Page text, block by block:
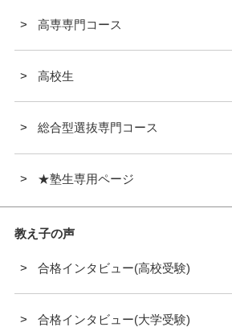
高専専門コース
高校生
総合型選抜専門コース
★塾生専用ページ
教え子の声
合格インタビュー(高校受験)
合格インタビュー(大学受験)